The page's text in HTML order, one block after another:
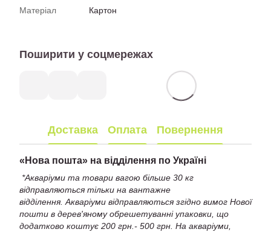
Матеріал
Картон
Поширити у соцмережах
Доставка Оплата Повернення
« Нова пошта» на відділення по Україні
*Акваріуми та товари вагою більше 30 кг
відправляються тільки на вантажне
відділення. Акваріуми відправляються згідно вимог Нової
пошти в дерев'яному обрешетуванні упаковки, що
додатково коштує 200 грн.- 500 грн. На акваріуми,